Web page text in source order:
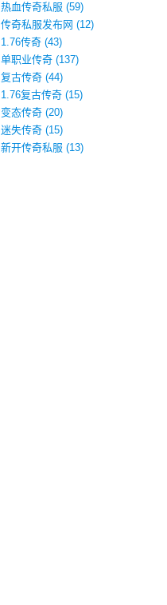
热血传奇私服 (59)
传奇私服发布网 (12)
1.76传奇 (43)
单职业传奇 (137)
复古传奇 (44)
1.76复古传奇 (15)
变态传奇 (20)
迷失传奇 (15)
新开传奇私服 (13)